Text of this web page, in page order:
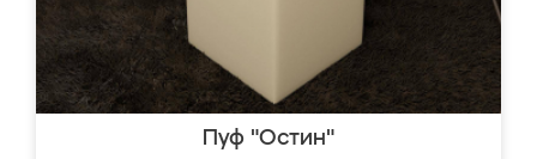
Пуф "Остин"